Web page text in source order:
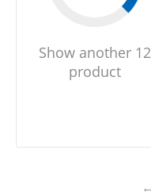
Show another 12
product